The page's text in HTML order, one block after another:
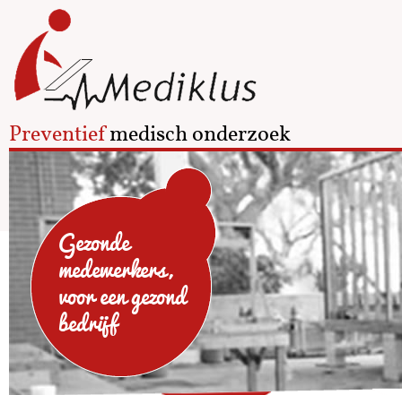
Preventiefmedisch onderzoek
Gezonde
medewerkers,
voor een gezond
bedrijf